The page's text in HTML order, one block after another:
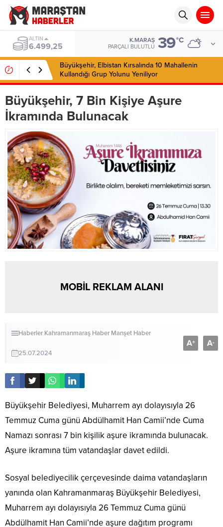
ALTIN
6.499,25
K.MARAŞ
PARÇALI BULUTLU 39°C
Büyükşehir, Elbistan Kırsalında 10 Mahallenin
Kullandığı Grup Yolunu Yeniliyor
Büyükşehir, 7 Bin Kişiye Aşure
İkramında Bulunacak
MOBİL REKLAM ALANI
Haberler Kahramanmaraş Haber Manşet Haber
25.07.2024
A+ A-
Büyükşehir Belediyesi, Muharrem ayı dolayısıyla 26
Temmuz Cuma günü Abdülhamit Han Camii’nde Cuma
Namazı sonrası 7 bin kişilik aşure ikramında bulunacak.
Aşure ikramına tüm vatandaşlar davet edildi.
Sosyal belediyecilik çerçevesinde daima vatandaşların
yanında olan Kahramanmaraş Büyükşehir Belediyesi,
Muharrem ayı dolayısıyla 26 Temmuz Cuma günü
Abdülhamit Han Camii’nde aşure dağıtım programı